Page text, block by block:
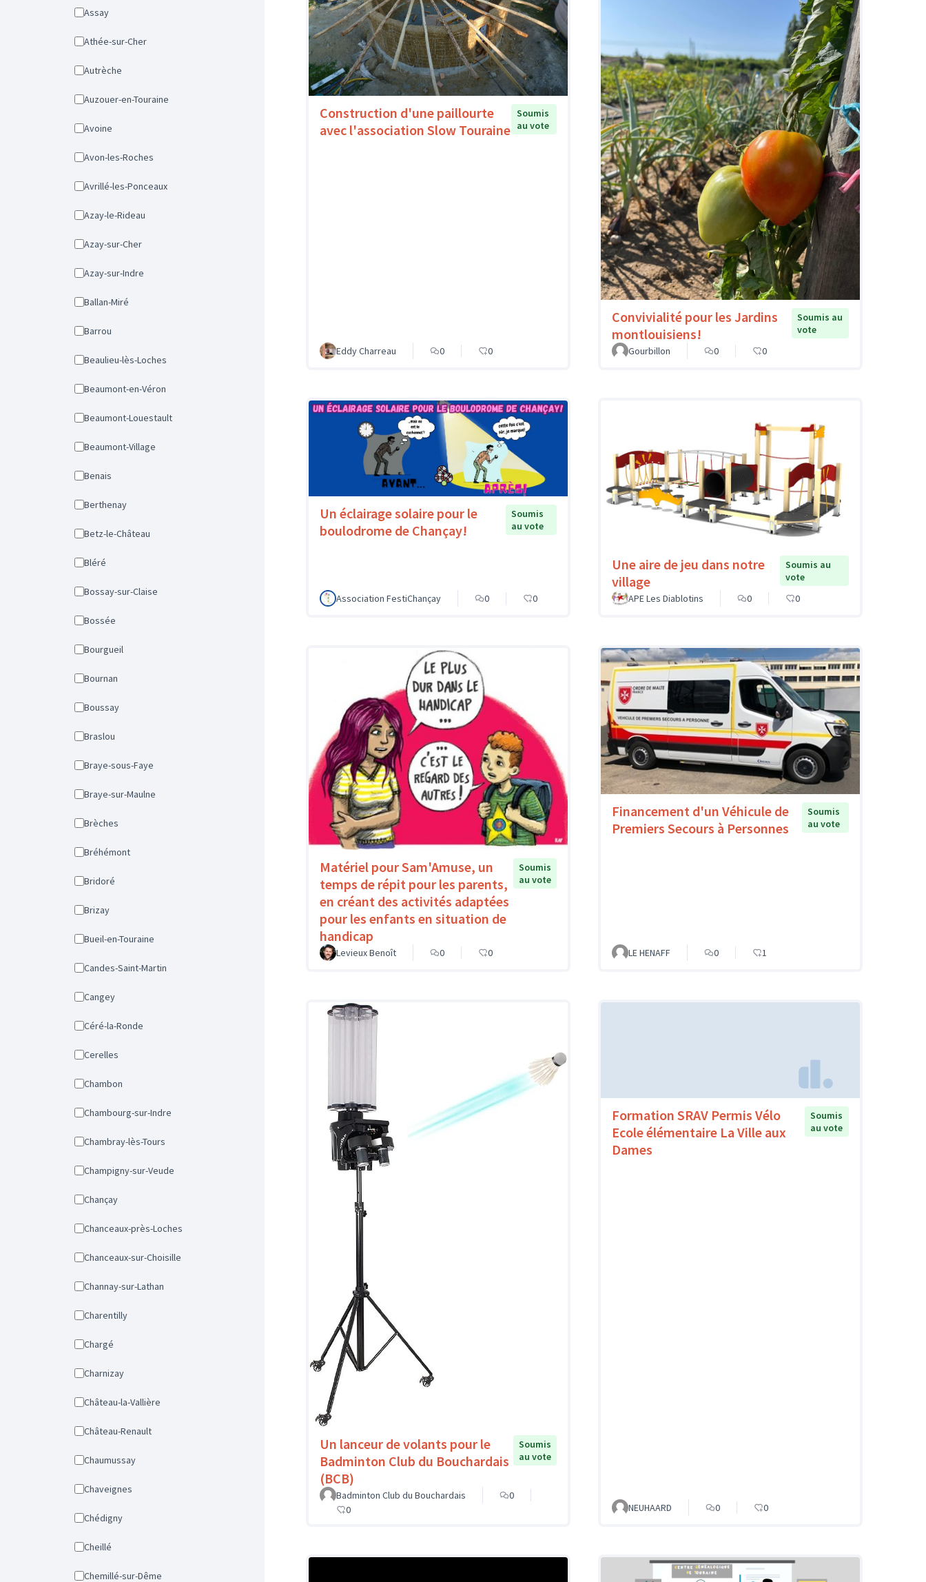
Assay
Athée-sur-Cher
Autrèche
Auzouer-en-Touraine
Avoine
Avon-les-Roches
Avrillé-les-Ponceaux
Azay-le-Rideau
Azay-sur-Cher
Azay-sur-Indre
Ballan-Miré
Barrou
Beaulieu-lès-Loches
Beaumont-en-Véron
Beaumont-Louestault
Beaumont-Village
Benais
Berthenay
Betz-le-Château
Bléré
Bossay-sur-Claise
Bossée
Bourgueil
Bournan
Boussay
Braslou
Braye-sous-Faye
Braye-sur-Maulne
Brèches
Bréhémont
Bridoré
Brizay
Bueil-en-Touraine
Candes-Saint-Martin
Cangey
Céré-la-Ronde
Cerelles
Chambon
Chambourg-sur-Indre
Chambray-lès-Tours
Champigny-sur-Veude
Chançay
Chanceaux-près-Loches
Chanceaux-sur-Choisille
Channay-sur-Lathan
Charentilly
Chargé
Charnizay
Château-la-Vallière
Château-Renault
Chaumussay
Chaveignes
Chédigny
Cheillé
Chemillé-sur-Dême
Construction d'une paillourte
avec l'association Slow Touraine
Soumis
au vote
Eddy Charreau 0 0
Convivialité pour les Jardins
montlouisiens!
Soumis au
vote
Gourbillon
0 0
Un éclairage solaire pour le
boulodrome de Chançay!
Soumis
au vote
Association FestiChançay 0 0
Une aire de jeu dans notre
village
Soumis au
vote
APE Les Diablotins
0 0
Matériel pour Sam'Amuse, un
temps de répit pour les parents,
en créant des activités adaptées
pour les enfants en situation de
handicap
Soumis
au vote
Levieux Benoît 0 0
Financement d'un Véhicule de
Premiers Secours à Personnes
Soumis
au vote
LE HENAFF 0 1
Un lanceur de volants pour le
Badminton Club du Bouchardais
(BCB)
Soumis
au vote
Badminton Club du Bouchardais
0
0
Formation SRAV Permis Vélo
Ecole élémentaire La Ville aux
Dames
Soumis
au vote
NEUHAARD 0 0